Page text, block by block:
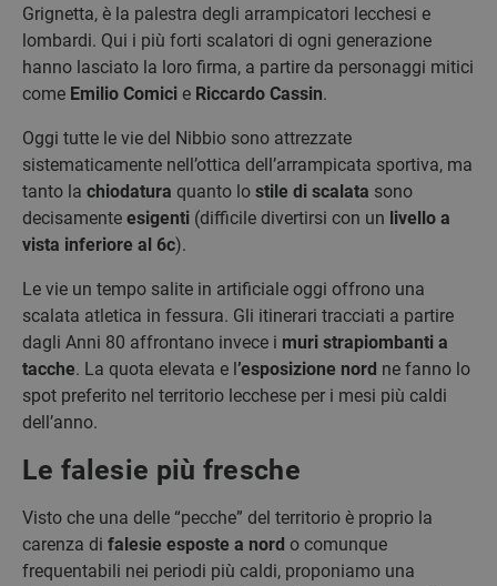
Grignetta, è la palestra degli arrampicatori lecchesi e
lombardi. Qui i più forti scalatori di ogni generazione
hanno lasciato la loro firma, a partire da personaggi mitici
come Emilio Comici e Riccardo Cassin.
Oggi tutte le vie del Nibbio sono attrezzate
sistematicamente nell’ottica dell’arrampicata sportiva, ma
tanto la chiodatura quanto lo stile di scalata sono
decisamente esigenti (difficile divertirsi con un livello a
vista inferiore al 6c).
Le vie un tempo salite in artificiale oggi offrono una
scalata atletica in fessura. Gli itinerari tracciati a partire
dagli Anni 80 affrontano invece i muri strapiombanti a
tacche. La quota elevata e l’esposizione nord ne fanno lo
spot preferito nel territorio lecchese per i mesi più caldi
dell’anno.
Le falesie più fresche
Visto che una delle “pecche” del territorio è proprio la
carenza di falesie esposte a nord o comunque
frequentabili nei periodi più caldi, proponiamo una